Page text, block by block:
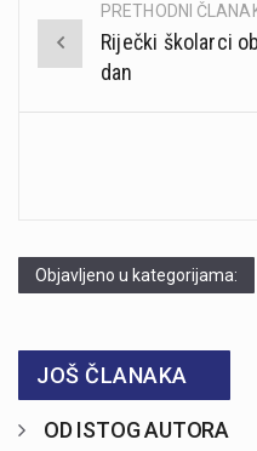
Post
navigation
PRETHODNI
Riječki školarci
dan
Objavljeno u kategorijama:
JOŠ ČLANAKA
OD ISTOG AUTORA